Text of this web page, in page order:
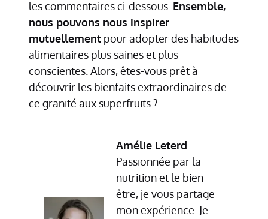
les commentaires ci-dessous. Ensemble,
nous pouvons nous inspirer
mutuellement pour adopter des habitudes
alimentaires plus saines et plus
conscientes. Alors, êtes-vous prêt à
découvrir les bienfaits extraordinaires de
ce granité aux superfruits ?
Amélie Leterd
Passionnée par la
nutrition et le bien
être, je vous partage
mon expérience. Je